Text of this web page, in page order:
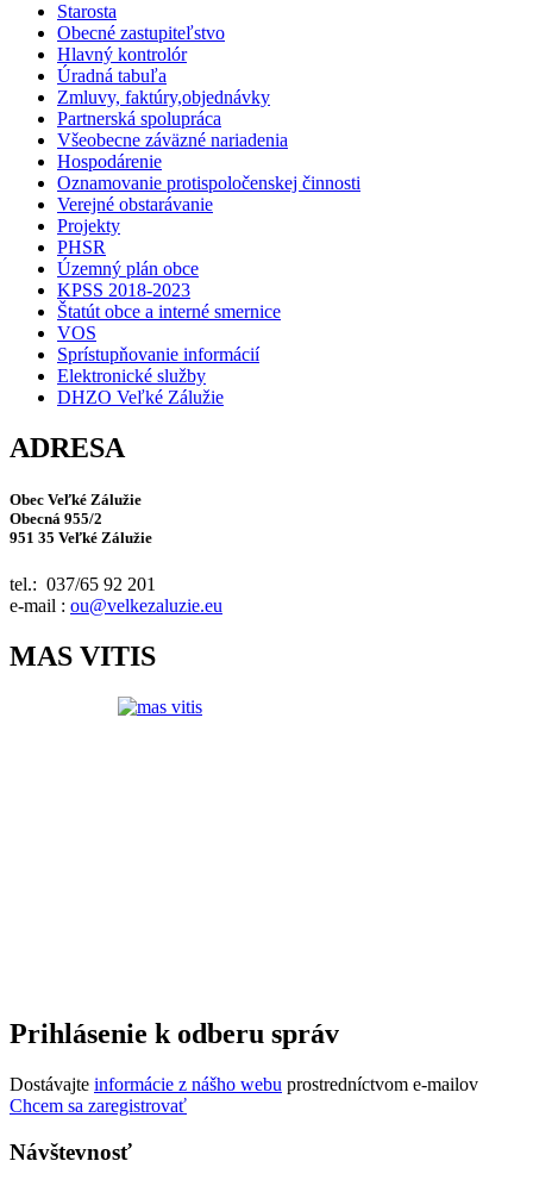
Starosta
Obecné zastupiteľstvo
Hlavný kontrolór
Úradná tabuľa
Zmluvy, faktúry,objednávky
Partnerská spolupráca
Všeobecne záväzné nariadenia
Hospodárenie
Oznamovanie protispoločenskej činnosti
Verejné obstarávanie
Projekty
PHSR
Územný plán obce
KPSS 2018-2023
Štatút obce a interné smernice
VOS
Sprístupňovanie informácií
Elektronické služby
DHZO Veľké Zálužie
ADRESA
Obec Veľké Zálužie
Obecná 955/2
951 35 Veľké Zálužie
tel.: 037/65 92 201
e-mail : ou@velkezaluzie.eu
MAS VITIS
Prihlásenie k odberu správ
Dostávajte informácie z nášho webu prostredníctvom e-mailov
Chcem sa zaregistrovať
Návštevnosť